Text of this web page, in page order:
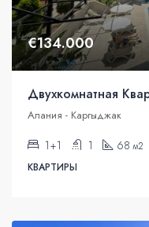
€134.000
Двухкомнатная
Алания - Каргыджак
1+1 1 68 м2
КВАРТИРЫ